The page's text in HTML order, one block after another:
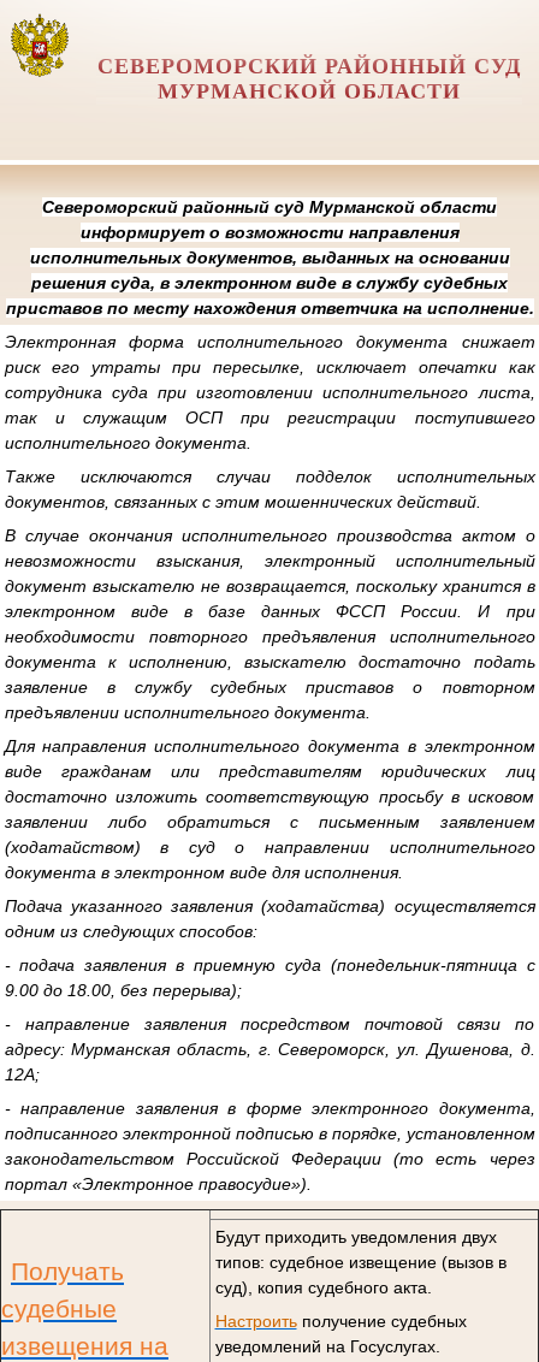
СЕВЕРОМОРСКИЙ РАЙОННЫЙ СУД
МУРМАНСКОЙ ОБЛАСТИ
Североморский районный суд Мурманской области
информирует о возможности направления
исполнительных документов, выданных на основании
решения суда, в электронном виде в службу судебных
приставов по месту нахождения ответчика на исполнение.
Электронная форма исполнительного документа снижает
риск его утраты при пересылке, исключает опечатки как
сотрудника суда при изготовлении исполнительного листа,
так и служащим ОСП при регистрации поступившего
исполнительного документа.
Также исключаются случаи подделок исполнительных
документов, связанных с этим мошеннических действий.
В случае окончания исполнительного производства актом о
невозможности взыскания, электронный исполнительный
документ взыскателю не возвращается, поскольку хранится в
электронном виде в базе данных ФССП России. И при
необходимости повторного предъявления исполнительного
документа к исполнению, взыскателю достаточно подать
заявление в службу судебных приставов о повторном
предъявлении исполнительного документа.
Для направления исполнительного документа в электронном
виде гражданам или представителям юридических лиц
достаточно изложить соответствующую просьбу в исковом
заявлении либо обратиться с письменным заявлением
(ходатайством) в суд о направлении исполнительного
документа в электронном виде для исполнения.
Подача указанного заявления (ходатайства) осуществляется
одним из следующих способов:
- подача заявления в приемную суда (понедельник-пятница с
9.00 до 18.00, без перерыва);
- направление заявления посредством почтовой связи по
адресу: Мурманская область, г. Североморск, ул. Душенова, д.
12А;
- направление заявления в форме электронного документа,
подписанного электронной подписью в порядке, установленном
законодательством Российской Федерации (то есть через
портал «Электронное правосудие»).
Получать
судебные
извещения на
Будут приходить уведомления двух
типов: судебное извещение (вызов в
суд), копия судебного акта.
Настроитьполучение судебных
уведомлений на Госуслугах.